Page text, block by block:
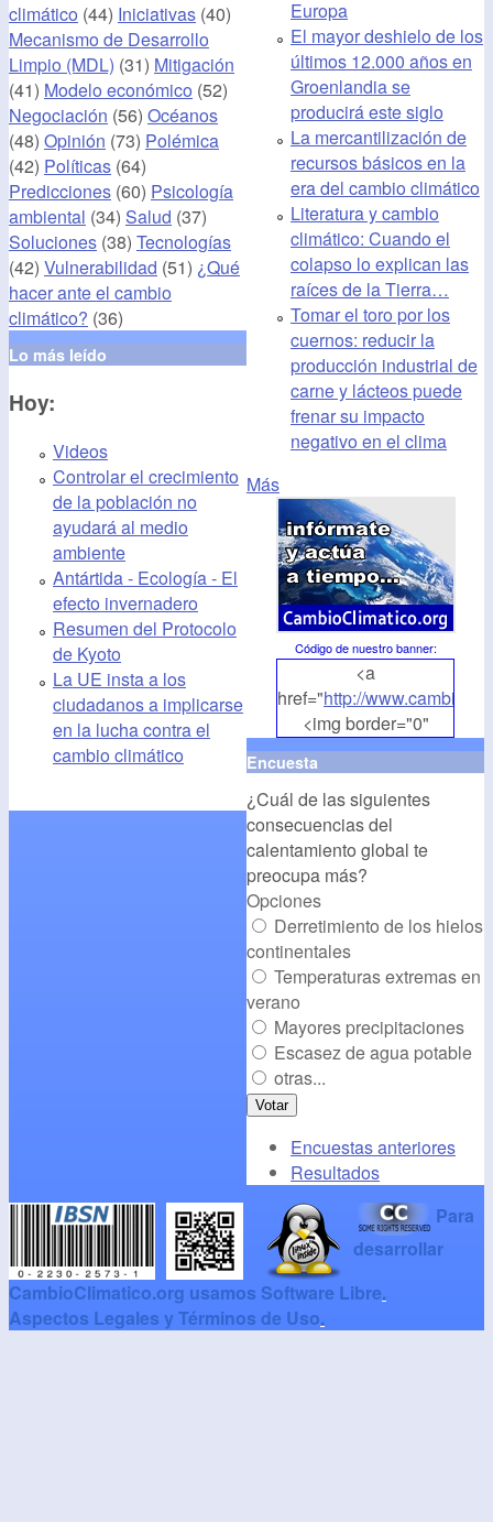
climático (44) Iniciativas (40)
Mecanismo de Desarrollo
Limpio (MDL) (31) Mitigación
(41) Modelo económico (52)
Negociación (56) Océanos
(48) Opinión (73) Polémica
(42) Políticas (64)
Predicciones (60) Psicología
ambiental (34) Salud (37)
Soluciones (38) Tecnologías
(42) Vulnerabilidad (51) ¿Qué
hacer ante el cambio
climático? (36)
Lo más leído
Hoy:
Videos
Controlar el crecimiento
de la población no
ayudará al medio
ambiente
Antártida - Ecología - El
efecto invernadero
Resumen del Protocolo
de Kyoto
La UE insta a los
ciudadanos a implicarse
en la lucha contra el
cambio climático
Europa
El mayor deshielo de los
últimos 12.000 años en
Groenlandia se
producirá este siglo
La mercantilización de
recursos básicos en la
era del cambio climático
Literatura y cambio
climático: Cuando el
colapso lo explican las
raíces de la Tierra…
Tomar el toro por los
cuernos: reducir la
producción industrial de
carne y lácteos puede
frenar su impacto
negativo en el clima
Más
Código de nuestro banner:
<a
href="http://
<img border="0"
align="middle"
src="http://
alt="CambioClimatico.org"
/></a>
Encuesta
¿Cuál de las siguientes
consecuencias del
calentamiento global te
preocupa más?
Opciones
Derretimiento de los hielos
continentales
Temperaturas extremas en
verano
Mayores precipitaciones
Escasez de agua potable
otras...
Encuestas anteriores
Resultados
Para
desarrollar
CambioClimatico.org usamos Software Libre.
Aspectos Legales y Términos de Uso.